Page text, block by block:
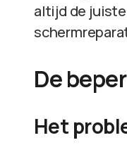
altijd de
De
Het